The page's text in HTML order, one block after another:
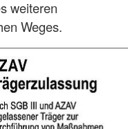
weiteren
Weges.